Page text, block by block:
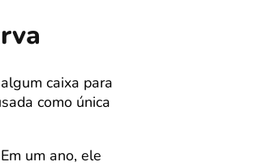
caixa para
como única
um ano, ele